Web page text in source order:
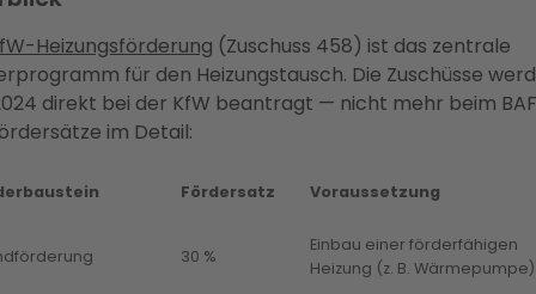
Heizungsförderung (Zuschuss 458) ist das zentrale
für den Heizungstausch. Die Zuschüsse
direkt bei der KfW beantragt — nicht mehr beim
im Detail:
Fördersatz Voraussetzung
30 %
Einbau einer förderfähigen
Heizung (z. B. Wärmepumpe)